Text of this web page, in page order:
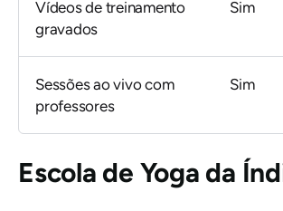
Vídeos de treinamento
gravados
Sim
Sessões ao vivo com
professores
Sim
Escola de Yoga da